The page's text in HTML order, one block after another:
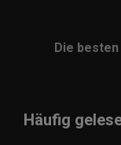
Die
Häufig